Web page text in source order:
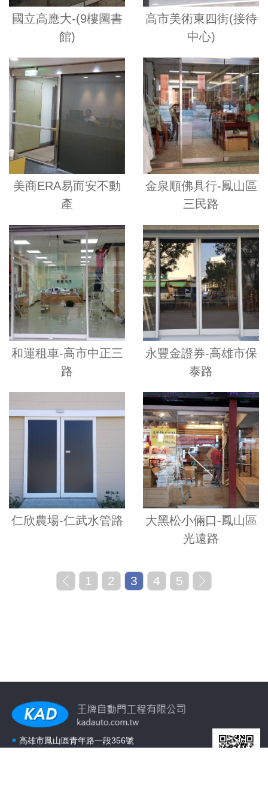
國立高應大-(9樓圖書
館)
高市美術東四街(接待
中心)
美商ERA易而安不動
產
金泉順佛具行-鳳山區
三民路
和運租車-高市中正三
路
永豐金證券-高雄市保
泰路
仁欣農場-仁武水管路
大黑松小倆口-鳳山區
光遠路
1 2 3 4 5
高雄市鳳山區青年路一段356號